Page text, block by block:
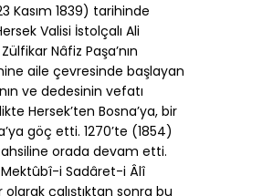
Kasım 1839) tarihinde
Valisi İstolçalı Ali
Nâfiz Paşa’nın
aile çevresinde başlayan
ve dedesinin vefatı
Hersek’ten Bosna’ya, bir
göç etti. 1270’te (1854)
orada devam etti.
Mektûbî-i Sadâret-i Âlî
çalıştıktan sonra bu